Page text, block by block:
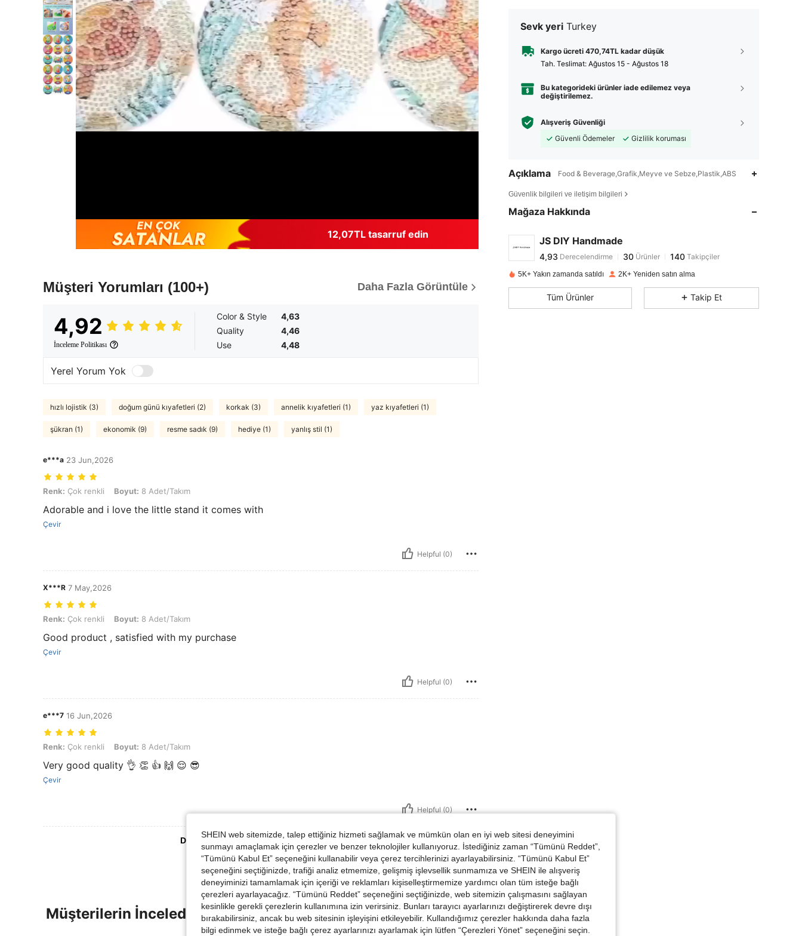
12,07TL tasarruf edin
Müşteri Yorumları (100+) Daha Fazla Görüntüle
4,92
İnceleme Politikası
Color & Style
4,63
Quality
4,46
Use
4,48
Yerel Yorum Yok
hızlı lojistik (3) doğum günü kıyafetleri (2) korkak (3) annelik kıyafetleri (1) yaz kıyafetleri (1)
şükran (1) ekonomik (9) resme sadık (9) hediye (1) yanlış stil (1)
e***a 23 Jun,2026
Renk: Çok renkli, Boyut: 8 Adet/Takım
Renk: Çok renkli Boyut: 8 Adet/Takım
Adorable and i love the little stand it comes with
Çevir
Helpful (0)
X***R 7 May,2026
Renk: Çok renkli, Boyut: 8 Adet/Takım
Renk: Çok renkli Boyut: 8 Adet/Takım
Good product , satisfied with my purchase
Çevir
Helpful (0)
e***7 16 Jun,2026
Renk: Çok renkli, Boyut: 8 Adet/Takım
Renk: Çok renkli Boyut: 8 Adet/Takım
Very good quality 👌 👏 👍 🙌 😌 😎
Çevir
Helpful (0)
Daha Fazla Değerlendirme Görüntüle
Sevk yeri Turkey
Kargo ücreti 470,74TL kadar düşük
Tah. Teslimat: Ağustos 15 - Ağustos 18
Bu kategorideki ürünler iade edilemez veya
değiştirilemez.
Alışveriş Güvenliği
Güvenli Ödemeler
Gizlilik koruması
Açıklama Food & Beverage,Grafik,Meyve ve Sebze,Plastik,ABS
Güvenlik bilgileri ve iletişim bilgileri
Mağaza Hakkında
JS DIY Handmade
4,93
4,93 Derecelendirme 30 Ürünler 140 Takipçiler
4,93 30
140
4,93
4,93
30
140
5K+ Yakın zamanda satıldı 2K+ Yeniden satın alma
Tüm Ürünler Takip Et
Müşterilerin İncelediği Diğer Ürünler
SHEIN web sitemizde, talep ettiğiniz hizmeti sağlamak ve mümkün olan en iyi web sitesi deneyimini
sunmayı amaçlamak için çerezler ve benzer teknolojiler kullanıyoruz. İstediğiniz zaman “Tümünü Reddet”,
“Tümünü Kabul Et” seçeneğini kullanabilir veya çerez tercihlerinizi ayarlayabilirsiniz. “Tümünü Kabul Et”
seçeneğini seçtiğinizde, trafiği analiz etmemize, gelişmiş işlevsellik sunmamıza ve SHEIN ile alışveriş
deneyiminizi tamamlamak için içeriği ve reklamları kişiselleştirmemize yardımcı olan tüm isteğe bağlı
çerezleri ayarlayacağız. “Tümünü Reddet” seçeneğini seçtiğinizde, web sitemizin çalışmasını sağlayan
kesinlikle gerekli çerezlerin kullanımına izin verirsiniz. Bunları tarayıcı ayarlarınızı değiştirerek devre dışı
bırakabilirsiniz, ancak bu web sitesinin işleyişini etkileyebilir. Kullandığımız çerezler hakkında daha fazla
bilgi edinmek ve isteğe bağlı çerez ayarlarınızı ayarlamak için lütfen “Çerezleri Yönet” seçeneğini seçin.